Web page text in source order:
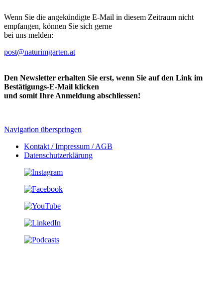
Wenn Sie die angekündigte E-Mail in diesem Zeitraum nicht
empfangen, können Sie sich gerne
bei uns melden:
post@naturimgarten.at
Den Newsletter erhalten Sie erst, wenn Sie auf den Link im
Bestätigungs-E-Mail klicken
und somit Ihre Anmeldung abschliessen!
Navigation überspringen
Kontakt / Impressum / AGB
Datenschutzerklärung